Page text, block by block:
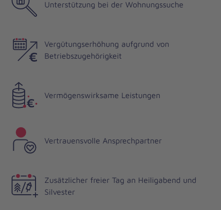
Unterstützung bei der Wohnungssuche
Vergütungserhöhung aufgrund von
Betriebszugehörigkeit
Vermögenswirksame Leistungen
Vertrauensvolle Ansprechpartner
Zusätzlicher freier Tag an Heiligabend und
Silvester